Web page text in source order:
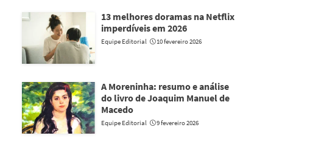
13 melhores doramas na Netflix
imperdíveis em 2026
Equipe Editorial 10 fevereiro 2026
A Moreninha: resumo e análise
do livro de Joaquim Manuel de
Macedo
Equipe Editorial 9 fevereiro 2026